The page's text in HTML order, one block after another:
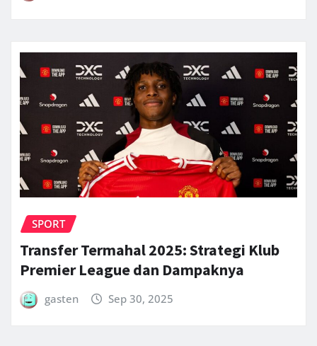
SPORT
Transfer Termahal 2025: Strategi Klub
Premier League dan Dampaknya
gasten Sep 30, 2025